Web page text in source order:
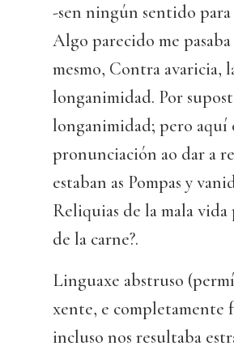
-sen ningún sentido para
Algo parecido me pasaba
mesmo, Contra avaricia,
longanimidad. Por
longanimidad; pero
pronunciación ao dar a
estaban as Pompas y
Reliquias de la mala vida
de la carne?.
Linguaxe abstruso
xente, e completamente
incluso nos resultaba